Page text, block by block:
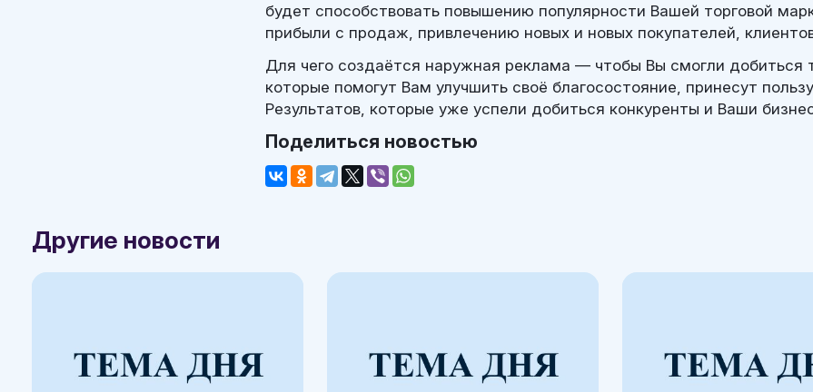
будет способствовать повышению популярности Вашей торговой
прибыли с продаж, привлечению новых и новых покупателей,
Для чего создаётся наружная реклама — чтобы Вы смогли добиться
которые помогут Вам улучшить своё благосостояние, принесут
Результатов, которые уже успели добиться конкуренты и Ваши
Поделиться новостью
Другие новости